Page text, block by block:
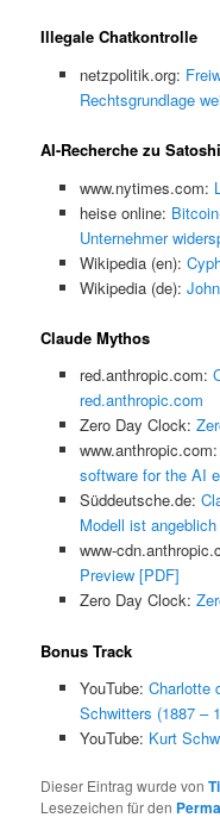
Illegale Chatkontrolle
netzpolitik.org:
Rechtsgrundlage
AI-Recherche zu
www.nytimes.com:
heise online:
Unternehmer
Wikipedia (en):
Wikipedia (de):
Claude Mythos
red.anthropic.com:
red.anthropic.com
Zero Day Clock:
www.anthropic.com:
software for the AI
Süddeutsche.de:
Modell ist
www-
Preview [PDF]
Zero Day Clock:
Bonus Track
YouTube: Charlotte
Schwitters (1887 –
YouTube: Kurt
Dieser Eintrag wurde von
Lesezeichen für den